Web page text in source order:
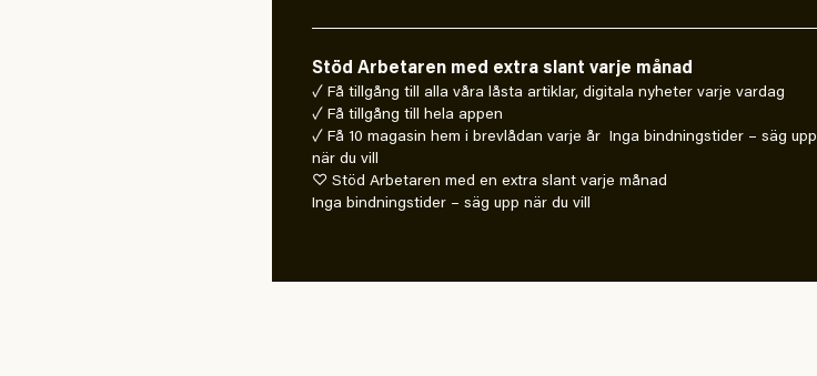
Stöd Arbetaren med extra slant varje månad
✓ Få tillgång till alla våra låsta artiklar, digitala nyheter varje vardag
✓ Få tillgång till hela appen
✓ Få 10 magasin hem i brevlådan varje år Inga bindningstider – säg upp
när du vill
♡ Stöd Arbetaren med en extra slant varje månad
Inga bindningstider – säg upp när du vill